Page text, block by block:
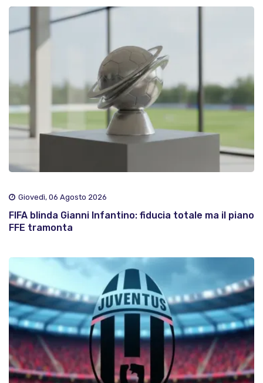
Giovedì, 06 Agosto 2026
FIFA blinda Gianni Infantino: fiducia totale ma il piano
FFE tramonta